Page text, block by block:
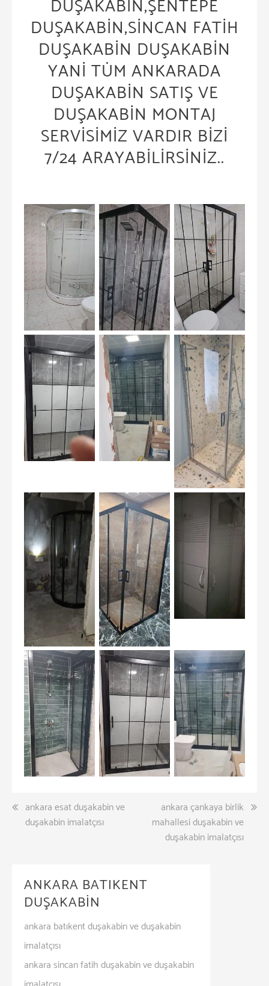
DUŞAKABİN,ŞENTEPE
DUŞAKABİN,SİNCAN FATİH
DUŞAKABİN DUŞAKABİN
YANİ TÜM ANKARADA
DUŞAKABİN SATIŞ VE
DUŞAKABİN MONTAJ
SERVİSİMİZ VARDIR BİZİ
7/24 ARAYABİLİRSİNİZ..
Yazı
dolaşımı
ankara esat duşakabin ve
duşakabin imalatçısı
ankara çankaya birlik
mahallesi duşakabin ve
duşakabin imalatçısı
ANKARA BATIKENT
DUŞAKABİN
ankara batıkent duşakabin ve duşakabin
imalatçısı
ankara sincan fatih duşakabin ve duşakabin